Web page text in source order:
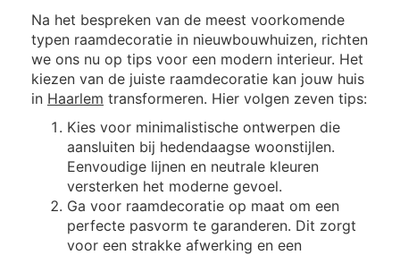
Na het bespreken van de meest voorkomende
typen raamdecoratie in nieuwbouwhuizen, richten
we ons nu op tips voor een modern interieur. Het
kiezen van de juiste raamdecoratie kan jouw huis
in Haarlem transformeren. Hier volgen zeven tips:
Kies voor minimalistische ontwerpen die
aansluiten bij hedendaagse woonstijlen.
Eenvoudige lijnen en neutrale kleuren
versterken het moderne gevoel.
Ga voor raamdecoratie op maat om een
perfecte pasvorm te garanderen. Dit zorgt
voor een strakke afwerking en een